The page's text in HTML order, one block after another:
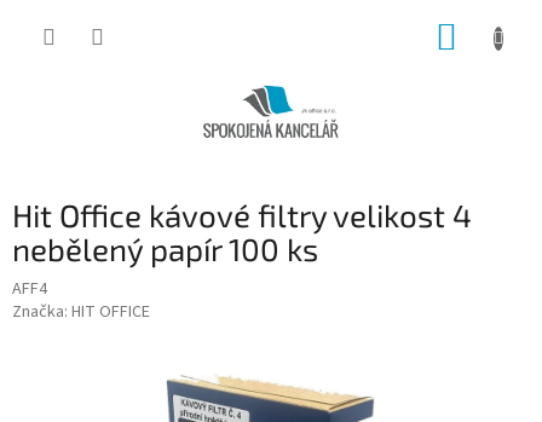
Hit Office kávové filtry velikost 4
nebělený papír 100 ks
AFF4
Značka: HIT OFFICE